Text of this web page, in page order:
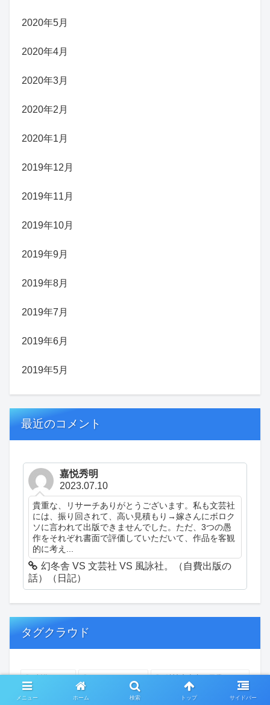
2020年5月
2020年4月
2020年3月
2020年2月
2020年1月
2019年12月
2019年11月
2019年10月
2019年9月
2019年8月
2019年7月
2019年6月
2019年5月
最近のコメント
嘉悦秀明
2023.07.10
貴重な、リサーチありがとうございます。私も文芸社
には、振り回されて、高い見積もり→嫁さんにボロク
ソに言われて出版できませんでした。ただ、3つの愚
作をそれぞれ書面で評価していただいて、作品を客観
的に考え...
幻冬舎 VS 文芸社 VS 風詠社。（自費出版の
話）（日記）
タグクラウド
創作 おぎゃあ 精神病患者の日常
ちょっと頭冷やそうか 一回休み ついカッとなった
メニュー ホーム 検索 トップ サイドバー